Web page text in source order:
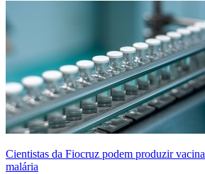
Cientistas da Fiocruz podem produzir
malária